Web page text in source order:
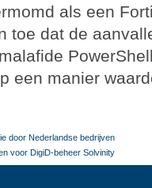
als een
toe dat de
een manier
door Nederlandse bedrijven
voor DigiD-beheer Solvinity